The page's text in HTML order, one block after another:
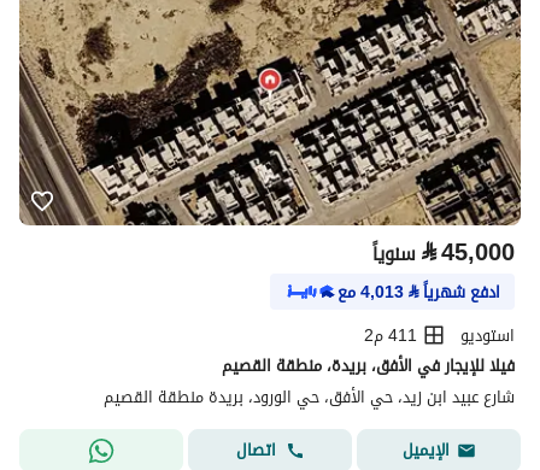
⃁45,000 سنوياً
ادفع شهرياً⃁
4,013مع
استوديو
411 م2
فيلا للإيجار في الأفق، بريدة، منطقة القصيم
شارع عبيد ابن زيد، حي الأفق، حي الورود، بريدة منطقة القصيم
الإيميل
اتصال